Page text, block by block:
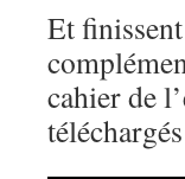
Et
cahier de